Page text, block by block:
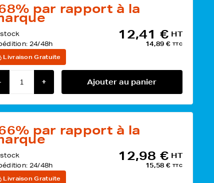
par rapport à la
stock
24/48h
12,41 € HT
14,89 € TTC
Livraison Gratuite
+ Ajouter au panier
par rapport à la
stock
24/48h
12,98 € HT
15,58 € TTC
Livraison Gratuite